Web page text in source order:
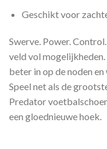
Geschikt voor
Swerve. Power.
veld vol
beter in op de noden
Speel net als de
Predator
een gloednieuwe hoek.